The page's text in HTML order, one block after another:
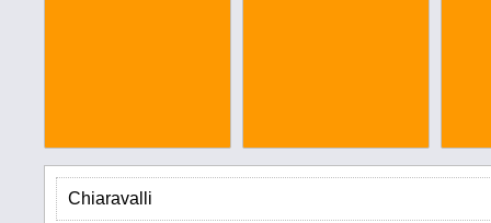
Chiaravalli